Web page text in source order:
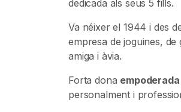
dedicada als seus 5 fills.
Va néixer el 1944 i des
empresa de joguines,
amiga i àvia.
Forta dona empoderada
personalment i